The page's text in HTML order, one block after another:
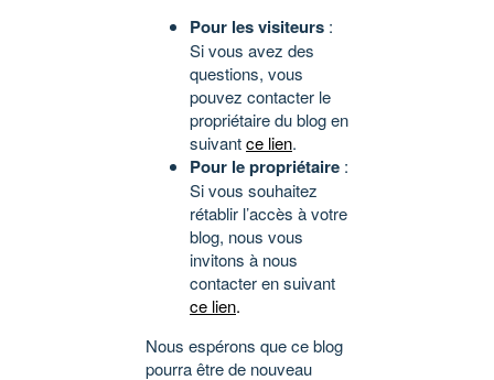
Pour les visiteurs :
Si vous avez des
questions, vous
pouvez contacter le
propriétaire du blog en
suivantce lien.
Pour le propriétaire :
Si vous souhaitez
rétablir l’accès à votre
blog, nous vous
invitons à nous
contacter en suivant
ce lien.
Nous espérons que ce blog
pourra être de nouveau